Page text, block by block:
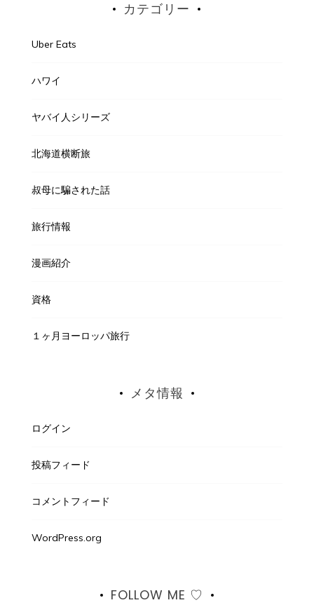
カテゴリー
Uber Eats
ハワイ
ヤバイ人シリーズ
北海道横断旅
叔母に騙された話
旅行情報
漫画紹介
資格
１ヶ月ヨーロッパ旅行
メタ情報
ログイン
投稿フィード
コメントフィード
WordPress.org
FOLLOW ME ♡